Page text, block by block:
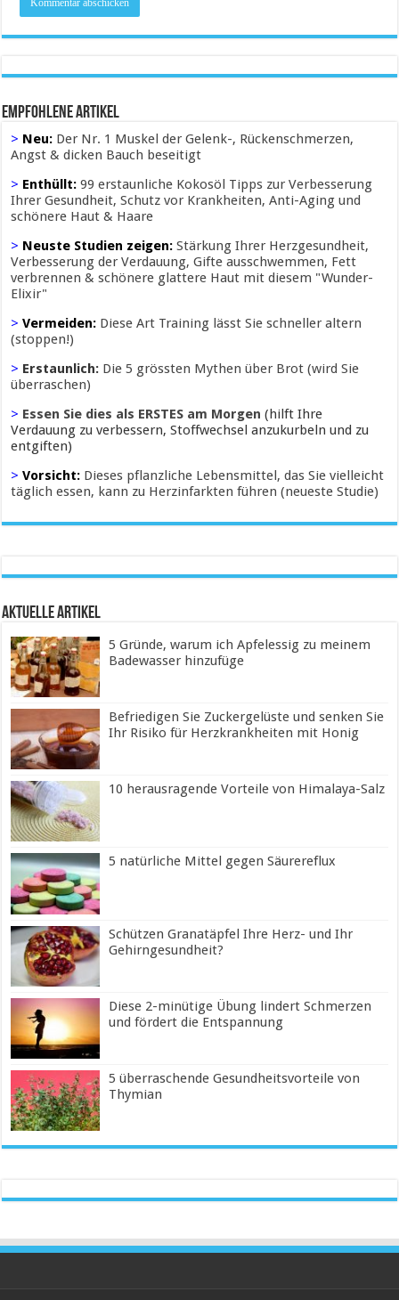
Empfohlene Artikel
> Neu: Der Nr. 1 Muskel der Gelenk-, Rückenschmerzen,
Angst & dicken Bauch beseitigt
> Enthüllt:99 erstaunliche Kokosöl Tipps zur Verbesserung
Ihrer Gesundheit, Schutz vor Krankheiten, Anti-Aging und
schönere Haut & Haare
> Neuste Studien zeigen:Stärkung Ihrer Herzgesundheit,
Verbesserung der Verdauung, Gifte ausschwemmen, Fett
verbrennen & schönere glattere Haut mit diesem "Wunder-
Elixir"
> Vermeiden: Diese Art Training lässt Sie schneller altern
(stoppen!)
> Erstaunlich: Die 5 grössten Mythen über Brot (wird Sie
überraschen)
> Essen Sie dies als ERSTES am Morgen (hilft Ihre
Verdauung zu verbessern, Stoffwechsel anzukurbeln und zu
entgiften)
> Vorsicht: Dieses pflanzliche Lebensmittel, das Sie vielleicht
täglich essen, kann zu Herzinfarkten führen (neueste Studie)
Aktuelle Artikel
5 Gründe, warum ich Apfelessig zu meinem
Badewasser hinzufüge
Befriedigen Sie Zuckergelüste und senken Sie
Ihr Risiko für Herzkrankheiten mit Honig
10 herausragende Vorteile von Himalaya-Salz
5 natürliche Mittel gegen Säurereflux
Schützen Granatäpfel Ihre Herz- und Ihr
Gehirngesundheit?
Diese 2-minütige Übung lindert Schmerzen
und fördert die Entspannung
5 überraschende Gesundheitsvorteile von
Thymian